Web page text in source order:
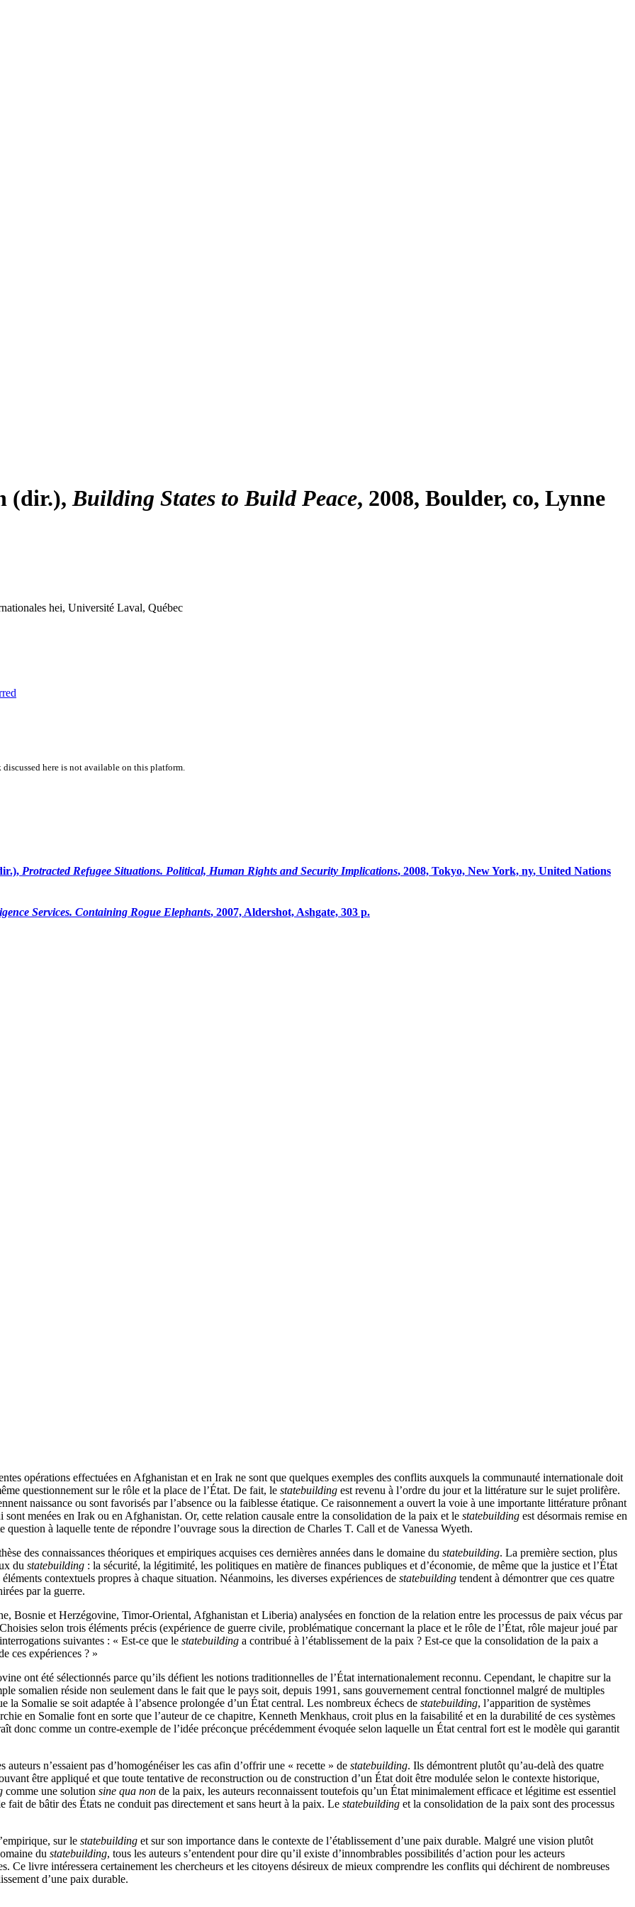
(dir.), Building States to Build Peace, 2008, Boulder, co, Lynne
hei, Université Laval, Québec
here is not available on this platform.
Protracted Refugee Situations. Political, Human Rights and Security Implications, 2008, Tokyo, New York, ny, United Nations
Services. Containing Rogue Elephants, 2007, Aldershot, Ashgate, 303 p.
opérations effectuées en Afghanistan et en Irak ne sont que quelques exemples des conflits auxquels la communauté internationale doit
questionnement sur le rôle et la place de l’État. De fait, le statebuilding est revenu à l’ordre du jour et la littérature sur le sujet prolifère.
naissance ou sont favorisés par l’absence ou la faiblesse étatique. Ce raisonnement a ouvert la voie à une importante littérature prônant
menées en Irak ou en Afghanistan. Or, cette relation causale entre la consolidation de la paix et le statebuilding est désormais remise en
à laquelle tente de répondre l’ouvrage sous la direction de Charles T. Call et de Vanessa Wyeth.
des connaissances théoriques et empiriques acquises ces dernières années dans le domaine du statebuilding. La première section, plus
du statebuilding : la sécurité, la légitimité, les politiques en matière de finances publiques et d’économie, de même que la justice et l’État
contextuels propres à chaque situation. Néanmoins, les diverses expériences de statebuilding tendent à démontrer que ces quatre
par la guerre.
Bosnie et Herzégovine, Timor-Oriental, Afghanistan et Liberia) analysées en fonction de la relation entre les processus de paix vécus par
selon trois éléments précis (expérience de guerre civile, problématique concernant la place et le rôle de l’État, rôle majeur joué par
suivantes : « Est-ce que le statebuilding a contribué à l’établissement de la paix ? Est-ce que la consolidation de la paix a
ces expériences ? »
ont été sélectionnés parce qu’ils défient les notions traditionnelles de l’État internationalement reconnu. Cependant, le chapitre sur la
somalien réside non seulement dans le fait que le pays soit, depuis 1991, sans gouvernement central fonctionnel malgré de multiples
Somalie se soit adaptée à l’absence prolongée d’un État central. Les nombreux échecs de statebuilding, l’apparition de systèmes
en Somalie font en sorte que l’auteur de ce chapitre, Kenneth Menkhaus, croit plus en la faisabilité et en la durabilité de ces systèmes
donc comme un contre-exemple de l’idée préconçue précédemment évoquée selon laquelle un État central fort est le modèle qui garantit
n’essaient pas d’homogénéiser les cas afin d’offrir une « recette » de statebuilding. Ils démontrent plutôt qu’au-delà des quatre
être appliqué et que toute tentative de reconstruction ou de construction d’un État doit être modulée selon le contexte historique,
comme une solution sine qua non de la paix, les auteurs reconnaissent toutefois qu’un État minimalement efficace et légitime est essentiel
de bâtir des États ne conduit pas directement et sans heurt à la paix. Le statebuilding et la consolidation de la paix sont des processus
sur le statebuilding et sur son importance dans le contexte de l’établissement d’une paix durable. Malgré une vision plutôt
du statebuilding, tous les auteurs s’entendent pour dire qu’il existe d’innombrables possibilités d’action pour les acteurs
Ce livre intéressera certainement les chercheurs et les citoyens désireux de mieux comprendre les conflits qui déchirent de nombreuses
d’une paix durable.